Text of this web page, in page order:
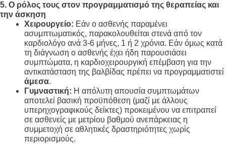
5. Ο ρόλος τους στον προγραμματισμό της θεραπείας και
την άσκηση
Χειρουργείο: Εάν ο ασθενής παραμένει
ασυμπτωματικός, παρακολουθείται στενά από τον
καρδιολόγο ανά 3-6 μήνες, 1 ή 2 χρόνια. Εάν όμως κατά
τη διάγνωση ο ασθενής έχει ήδη παρουσιάσει
συμπτώματα, η καρδιοχειρουργική επέμβαση για την
αντικατάσταση της βαλβίδας πρέπει να προγραμματιστεί
άμεσα.
Γυμναστική: Η απόλυτη απουσία συμπτωμάτων
αποτελεί βασική προϋπόθεση (μαζί με άλλους
υπερηχογραφικούς δείκτες) προκειμένου να επιτραπεί
σε ασθενείς με μετρίου βαθμού ανεπάρκειας η
συμμετοχή σε αθλητικές δραστηριότητες χωρίς
περιορισμούς.